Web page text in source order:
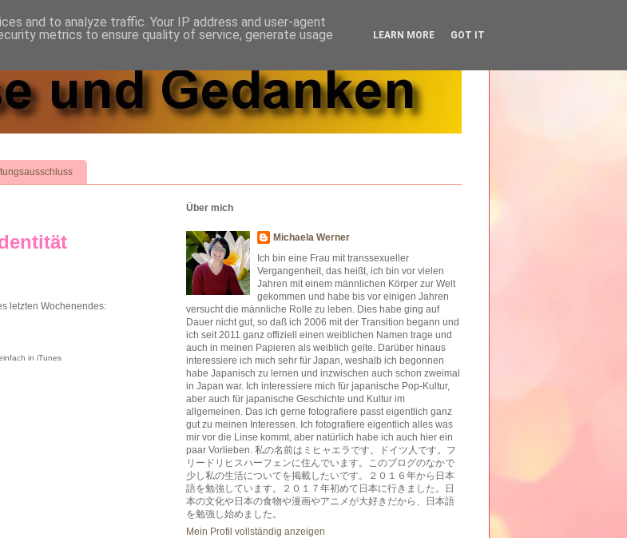
letzten Wochenendes:
in iTunes
Über mich
Michaela Werner
Ich bin eine Frau mit transsexueller
Vergangenheit, das heißt, ich bin vor vielen
Jahren mit einem männlichen Körper zur Welt
gekommen und habe bis vor einigen Jahren
versucht die männliche Rolle zu leben. Dies habe ging auf
Dauer nicht gut, so daß ich 2006 mit der Transition begann und
ich seit 2011 ganz offiziell einen weiblichen Namen trage und
auch in meinen Papieren als weiblich gelte. Darüber hinaus
interessiere ich mich sehr für Japan, weshalb ich begonnen
habe Japanisch zu lernen und inzwischen auch schon zweimal
in Japan war. Ich interessiere mich für japanische Pop-Kultur,
aber auch für japanische Geschichte und Kultur im
allgemeinen. Das ich gerne fotografiere passt eigentlich ganz
gut zu meinen Interessen. Ich fotografiere eigentlich alles was
mir vor die Linse kommt, aber natürlich habe ich auch hier ein
paar Vorlieben. 私の名前はミヒャエラです。ドイツ人です。フ
リードリヒスハーフェンに住んでいます。このブログのなかで
少し私の生活についてを掲載したいです。２０１６年から日本
語を勉強しています。２０１７年初めて日本に行きました。日
本の文化や日本の食物や漫画やアニメが大好きだから、日本語
を勉強し始めました。
Mein Profil vollständig anzeigen
and to analyze traffic. Your IP address and user-agent
metrics to ensure quality of service, generate usage
LEARN MORE GOT IT